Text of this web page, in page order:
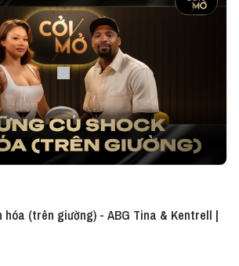
hóa (trên giường) - ABG Tina & Kentrell |